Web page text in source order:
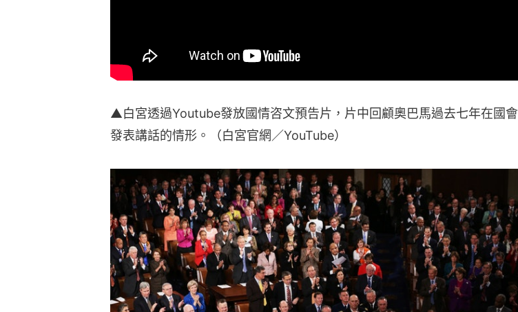
▲白宮透過Youtube發放國情咨文預告片，片中回顧奧巴馬過去七年在國會
發表講話的情形。（白宮官網／YouTube）